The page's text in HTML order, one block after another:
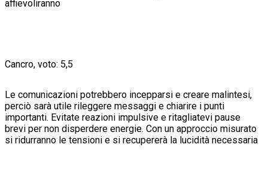
affievoliranno
Cancro, voto: 5,5
Le comunicazioni potrebbero incepparsi e creare malintesi,
perciò sarà utile rileggere messaggi e chiarire i punti
importanti. Evitate reazioni impulsive e ritagliatevi pause
brevi per non disperdere energie. Con un approccio misurato
si ridurranno le tensioni e si recupererà la lucidità necessaria